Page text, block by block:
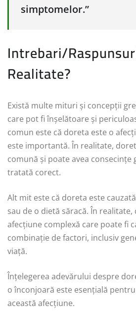
simptomelor.”
Intrebari/
Realitate?
Există multe mituri și concepții
care pot fi înșelătoare și
comun este că doreta este o
este importantă. În realitate,
comună și poate avea consecințe
tratată corect.
Alt mit este că doreta este
sau de o dietă săracă. În
afecțiune complexă care poate fi
combinație de factori, inclusiv
viață.
Înțelegerea adevărului despre
o înconjoară este esențială
această afecțiune.